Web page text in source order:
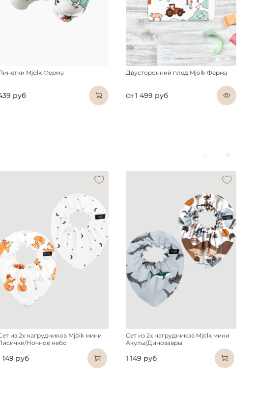
Mjölk Ферма
руб
Двусторонний плед Mjölk Ферма
От 1 499 руб
из 2х нагрудников Mjölk мини
Ночное небо
149 руб
Сет из 2х нагрудников Mjölk мини
Акулы/Динозавры
1 149 руб